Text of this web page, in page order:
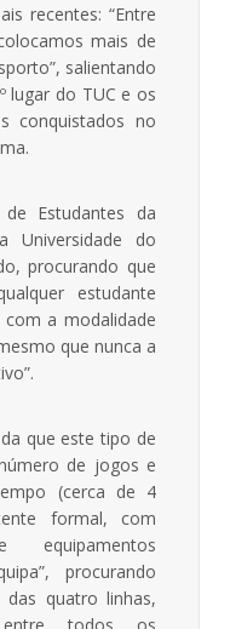
recentes: “Entre
mais de
salientando
lugar do TUC e os
conquistados no
Estudantes da
Universidade do
procurando que
estudante
a modalidade
que nunca a
que este tipo de
de jogos e
(cerca de 4
formal, com
equipamentos
procurando
quatro linhas,
todos os